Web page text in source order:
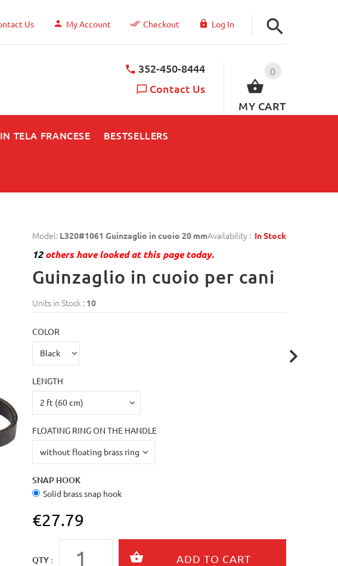
Us My Account Checkout Log In
0
MY CART
352-450-8444
Contact Us
TELA FRANCESE BESTSELLERS
Model: L320#1061 Guinzaglio in cuoio 20 mmAvailability : In Stock
12others have looked at this page today.
Guinzaglio in cuoio per cani
Units in Stock :10
COLOR
LENGTH
FLOATING RING ON THE HANDLE
SNAP HOOK
Solid brass snap hook
€27.79
QTY :